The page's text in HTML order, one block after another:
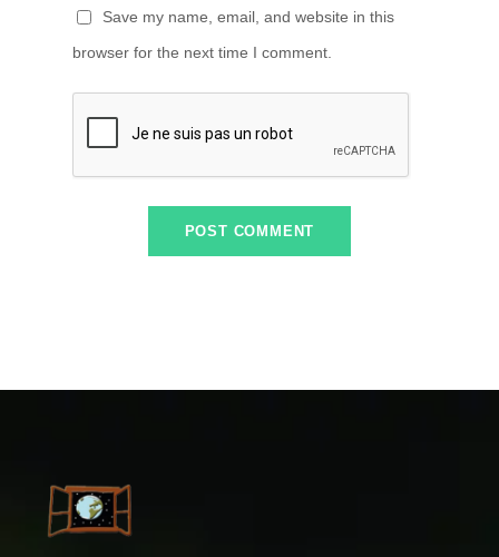
Save my name, email, and website in this
browser for the next time I comment.